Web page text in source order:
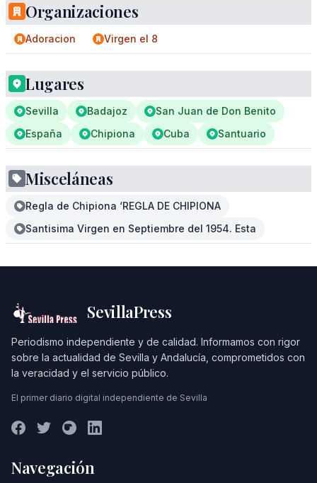
Organizaciones
Adoracion Virgen el 8
Lugares
Sevilla Badajoz
San Juan de Don Benito
España
Chipiona Cuba Santuario
Misceláneas
Regla de Chipiona ‘REGLA DE CHIPIONA
Santisima Virgen en Septiembre del 1954. Esta
SevillaPress
Periodismo independiente y de calidad. Informamos con rigor
sobre la actualidad de Sevilla y Andalucía, comprometidos con
la veracidad y el servicio público.
El primer diario digital independiente de Sevilla
Navegación